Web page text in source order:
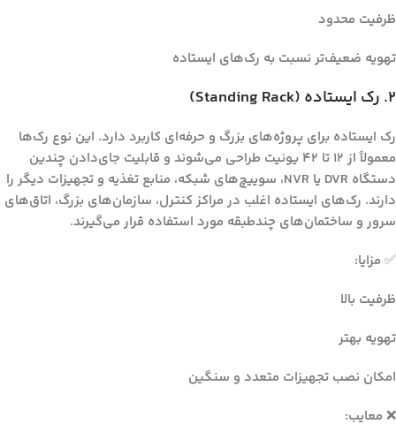
ظرفیت محدود
تهویه ضعیف‌تر نسبت به رک‌های ایستاده
۲. رک ایستاده (Standing Rack)
رک ایستاده برای پروژه‌های بزرگ و حرفه‌ای کاربرد دارد. این نوع رک‌ها
معمولاً از ۱۲ تا ۴۲ یونیت طراحی می‌شوند و قابلیت جای‌دادن چندین
دستگاه DVR یا NVR، سوییچ‌های شبکه، منابع تغذیه و تجهیزات دیگر را
دارند. رک‌های ایستاده اغلب در مراکز کنترل، سازمان‌های بزرگ، اتاق‌های
سرور و ساختمان‌های چندطبقه مورد استفاده قرار می‌گیرند.
✅ مزایا:
ظرفیت بالا
تهویه بهتر
امکان نصب تجهیزات متعدد و سنگین
❌ معایب: